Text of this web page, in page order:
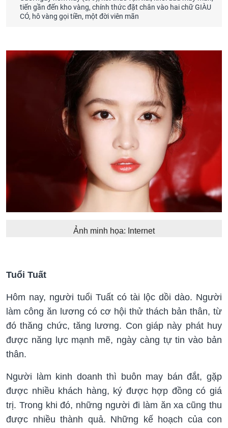
tiến gần đến kho vàng, chính thức đặt chân vào hai chữ GIÀU
CÓ, hô vàng gọi tiền, một đời viên mãn
Ảnh minh họa: Internet
Tuổi Tuất
Hôm nay, người tuổi Tuất có tài lộc dồi dào. Người
làm công ăn lương có cơ hội thử thách bản thân, từ
đó thăng chức, tăng lương. Con giáp này phát huy
được năng lực mạnh mẽ, ngày càng tự tin vào bản
thân.
Người làm kinh doanh thì buôn may bán đắt, gặp
được nhiều khách hàng, ký được hợp đồng có giá
trị. Trong khi đó, những người đi làm ăn xa cũng thu
được nhiều thành quả. Những kế hoạch của con